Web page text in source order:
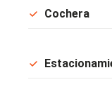
Cochera